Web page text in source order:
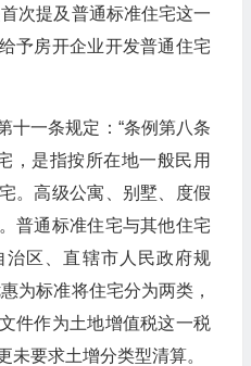
次提及普通标准住宅这一
予房开企业开发普通住宅
十一条规定：“条例第八条
，是指按所在地一般民用
。高级公寓、别墅、度假
普通标准住宅与其他住宅
治区、直辖市人民政府规
为标准将住宅分为两类，
件作为土地增值税这一税
未要求土增分类型清算。